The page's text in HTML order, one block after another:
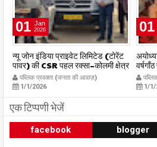
01 Jan
2026
न्यू जोन इंडिया प्राइवेट लिमिटेड (टोरेंट
पावर) की CSR पहल रक्सा–कोलमी क्षेत्र
में चलित अस्पताल एम्बुलेंस सेवा का
शुभारंभ publicpravakta.com
पब्लिक प्रवक्ता (जनता की आवाज़)
1/1/2026
01
1/1/
एक टिप्पणी भेजें
facebook blogger